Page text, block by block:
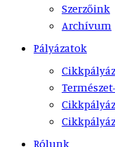
Szerzőink
Archívum
Pályázatok
Rólunk